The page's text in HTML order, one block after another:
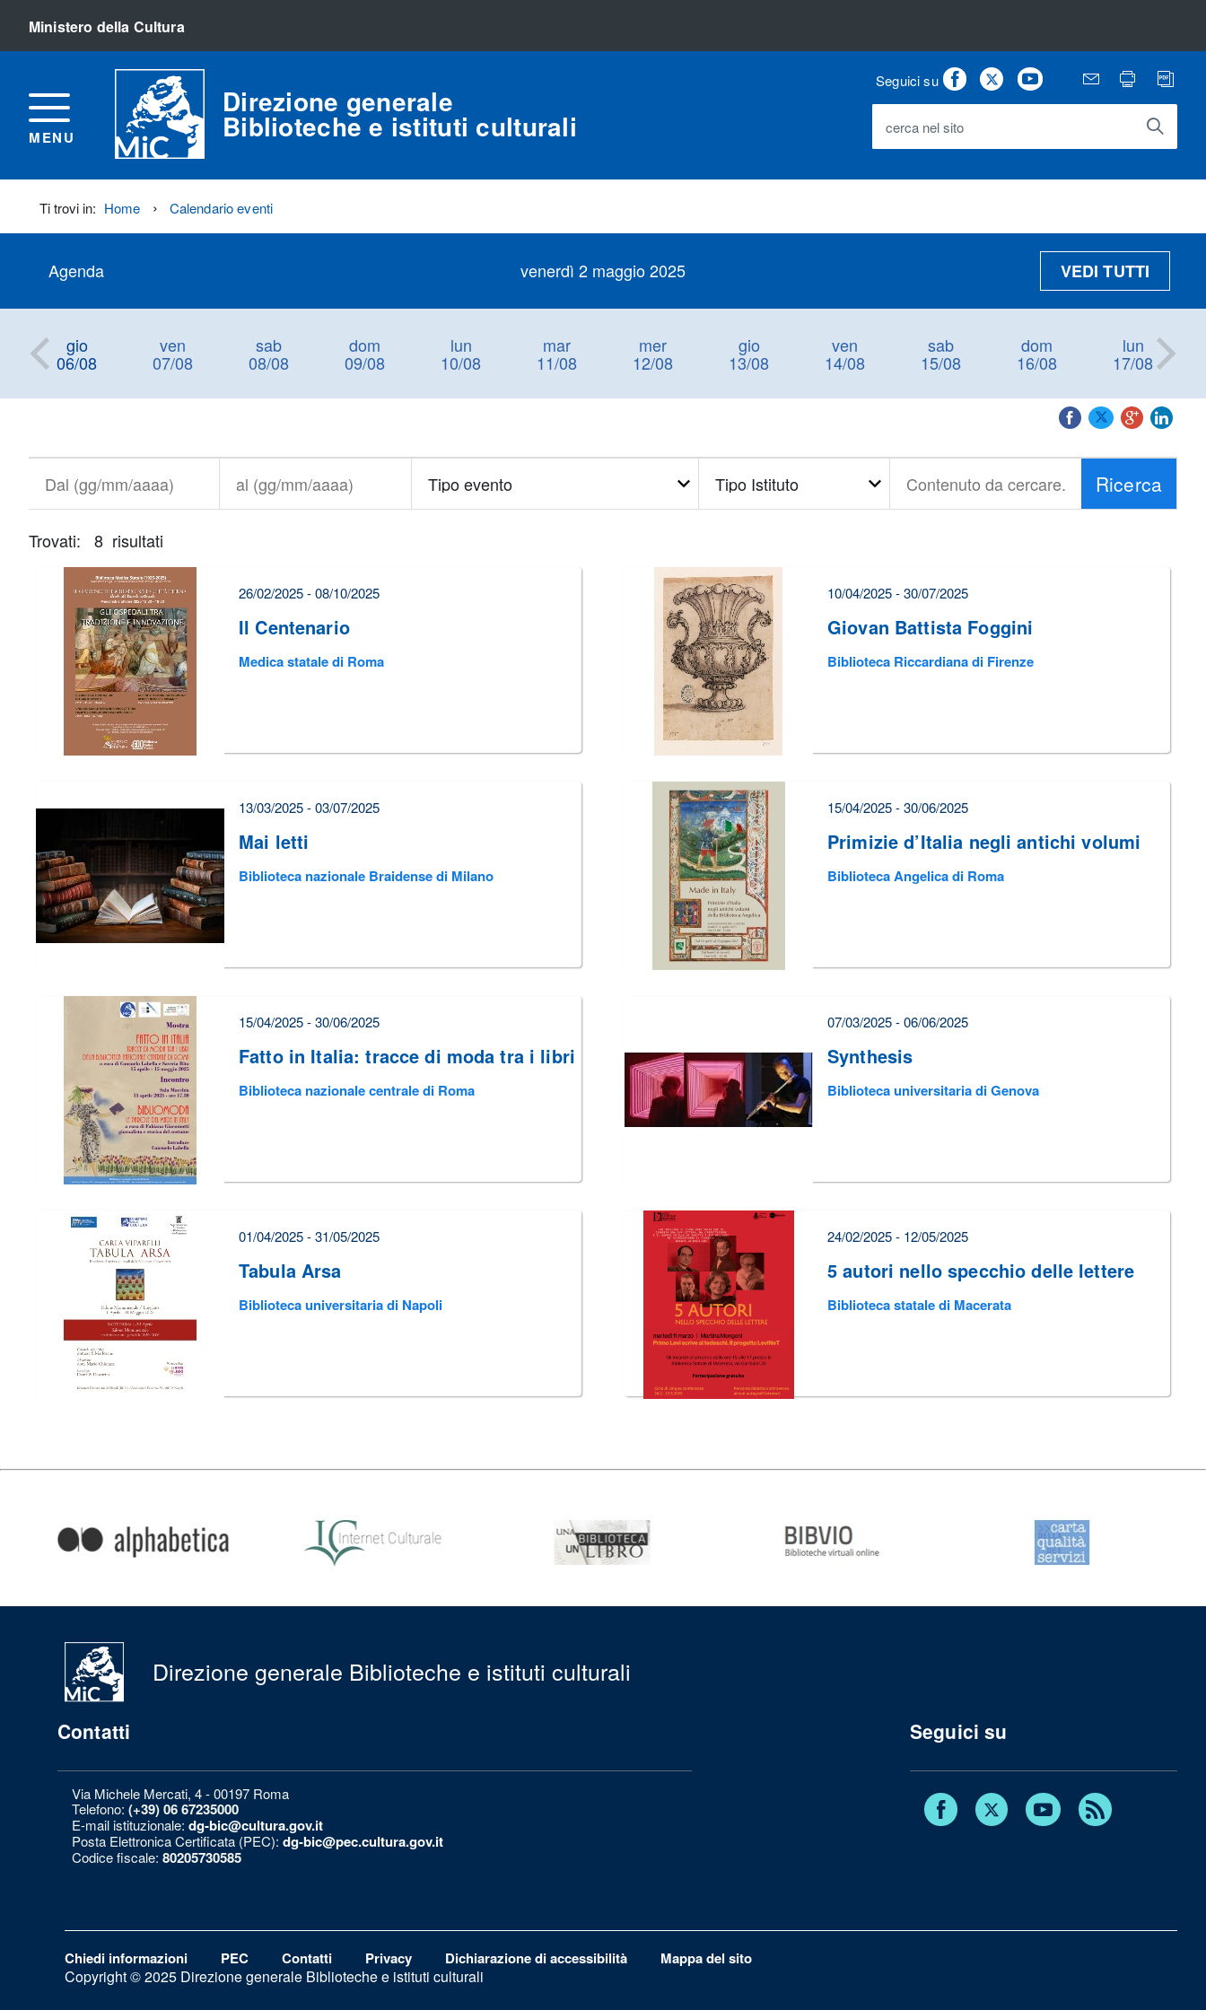
Ministero della Cultura
MENU
Direzione generale
Biblioteche e istituti culturali
Seguici su Facebook
TwitterYoutube Email Stampa
cerca nel sito
Ti trovi in: Home Calendario eventi
Agenda venerdì 2 maggio 2025 VEDI TUTTI
gio
06/08
ven
07/08
sab
08/08
dom
09/08
lun
10/08
mar
11/08
mer
12/08
gio
13/08
ven
14/08
sab
15/08
dom
16/08
lun
17/08
Dal
(gg/mm/aaaa)
al
Tipo
evento
Tipo
Istituto
Contenuto
da
Ricerca
È
necessario
correggere
Trovati: 8 risultati
26/02/2025 - 08/10/2025
Il Centenario
Medica statale di Roma
10/04/2025 - 30/07/2025
Giovan Battista Foggini
Biblioteca Riccardiana di Firenze
13/03/2025 - 03/07/2025
Mai letti
Biblioteca nazionale Braidense di Milano
15/04/2025 - 30/06/2025
Primizie d’Italia negli antichi volumi
Biblioteca Angelica di Roma
15/04/2025 - 30/06/2025
Fatto in Italia: tracce di moda tra i libri
Biblioteca nazionale centrale di Roma
07/03/2025 - 06/06/2025
Synthesis
Biblioteca universitaria di Genova
01/04/2025 - 31/05/2025
Tabula Arsa
Biblioteca universitaria di Napoli
24/02/2025 - 12/05/2025
5 autori nello specchio delle lettere
Biblioteca statale di Macerata
Direzione generale Biblioteche e istituti culturali
Contatti
Via Michele Mercati, 4 - 00197 Roma
Telefono: (+39) 06 67235000
E-mail istituzionale: dg-bic@cultura.gov.it
Posta Elettronica Certificata (PEC): dg-bic@pec.cultura.gov.it
Codice fiscale: 80205730585
Seguici su
Facebook Twitter Youtube
Chiedi informazioni PEC Contatti Privacy Dichiarazione di accessibilità Mappa del sito
Copyright © 2025 Direzione generale Biblioteche e istituti culturali